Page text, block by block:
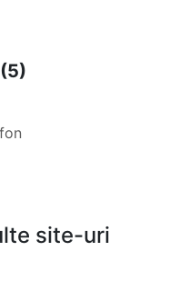
(5)
site-uri